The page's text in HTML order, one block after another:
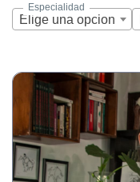
Especialidad
Elige una opcion